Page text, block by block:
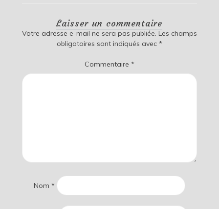
Laisser un commentaire
Votre adresse e-mail ne sera pas publiée. Les champs
obligatoires sont indiqués avec *
Commentaire *
Nom *